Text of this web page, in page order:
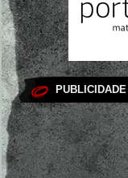
PUBLICIDADE